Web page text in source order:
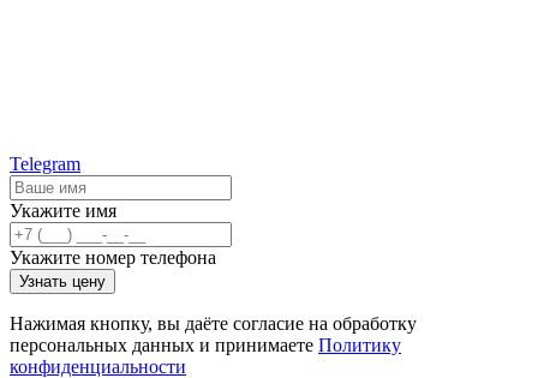
Telegram
Укажите имя
Укажите номер телефона
Узнать цену
Нажимая кнопку, вы даёте согласие на обработку
персональных данных и принимаете Политику
конфиденциальности